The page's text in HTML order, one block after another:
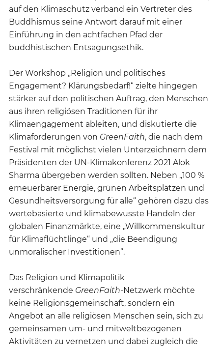
auf den Klimaschutz verband ein Vertreter des
Buddhismus seine Antwort darauf mit einer
Einführung in den achtfachen Pfad der
buddhistischen Entsagungsethik.
Der Workshop „Religion und politisches
Engagement? Klärungsbedarf!“ zielte hingegen
stärker auf den politischen Auftrag, den Menschen
aus ihren religiösen Traditionen für ihr
Klimaengagement ableiten, und diskutierte die
Klimaforderungen von GreenFaith, die nach dem
Festival mit möglichst vielen Unterzeichnern dem
Präsidenten der UN-Klimakonferenz 2021 Alok
Sharma übergeben werden sollten. Neben „100 %
erneuerbarer Energie, grünen Arbeitsplätzen und
Gesundheitsversorgung für alle“ gehören dazu das
wertebasierte und klimabewusste Handeln der
globalen Finanzmärkte, eine „Willkommenskultur
für Klimaflüchtlinge“ und „die Beendigung
unmoralischer Investitionen“.
Das Religion und Klimapolitik
verschränkende GreenFaith-Netzwerk möchte
keine Religionsgemeinschaft, sondern ein
Angebot an alle religiösen Menschen sein, sich zu
gemeinsamen um- und mitweltbezogenen
Aktivitäten zu vernetzen und dabei zugleich die